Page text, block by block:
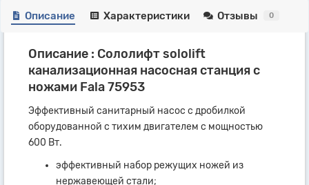
Описание Характеристики Отзывы 0
Описание : Сололифт sololift
канализационная насосная станция c
ножами Fala 75953
Эффективный санитарный насос с дробилкой
оборудованной с тихим двигателем с мощностью
600 Вт.
эффективный набор режущих ножей из
нержавеющей стали;